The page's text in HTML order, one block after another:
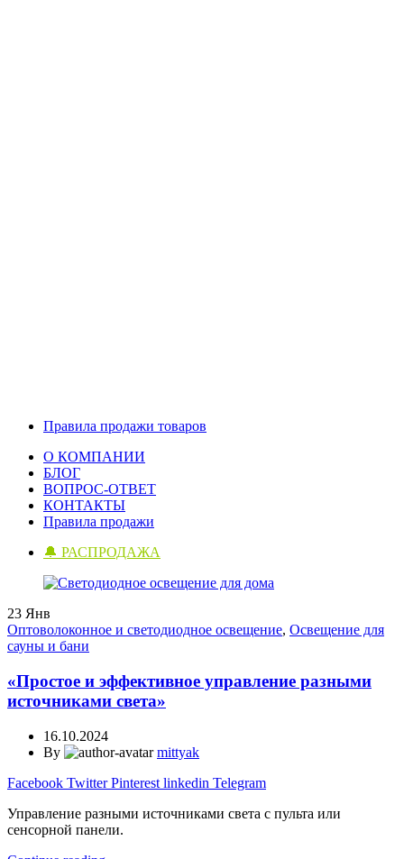
Правила продажи товаров
О КОМПАНИИ
БЛОГ
ВОПРОС-ОТВЕТ
КОНТАКТЫ
Правила продажи
🔔 РАСПРОДАЖА
23 Янв
Оптоволоконное и светодиодное освещение, Освещение для
сауны и бани
«Простое и эффективное управление разными
источниками света»
16.10.2024
By
mittyak
Facebook Twitter Pinterest linkedin Telegram
Управление разными источниками света с пульта или
сенсорной панели.